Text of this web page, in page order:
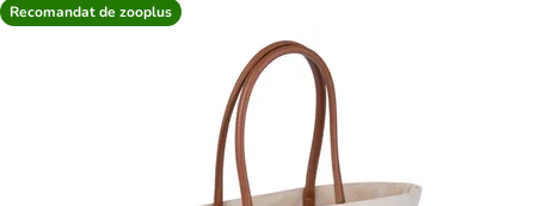
Recomandat de zooplus